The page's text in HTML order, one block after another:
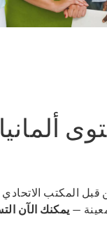
ألمانيا
المكتب الاتحادي
— يمكنك الآن